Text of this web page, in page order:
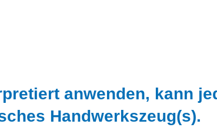
anwenden, kann
Handwerkszeug(s).